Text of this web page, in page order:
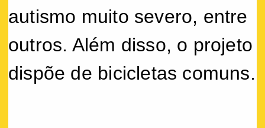
autismo muito severo, entre
outros. Além disso, o projeto
dispõe de bicicletas comuns.